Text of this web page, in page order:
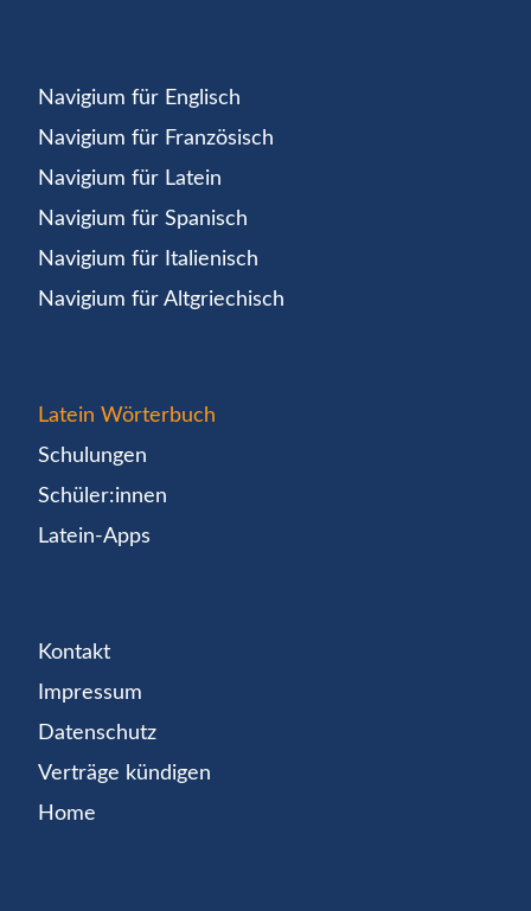
Navigium für Englisch
Navigium für Französisch
Navigium für Latein
Navigium für Spanisch
Navigium für Italienisch
Navigium für Altgriechisch
Latein Wörterbuch
Schulungen
Schüler:innen
Latein-Apps
Kontakt
Impressum
Datenschutz
Verträge kündigen
Home